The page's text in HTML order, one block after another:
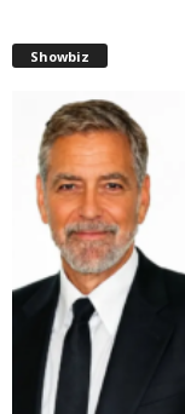
Showbiz